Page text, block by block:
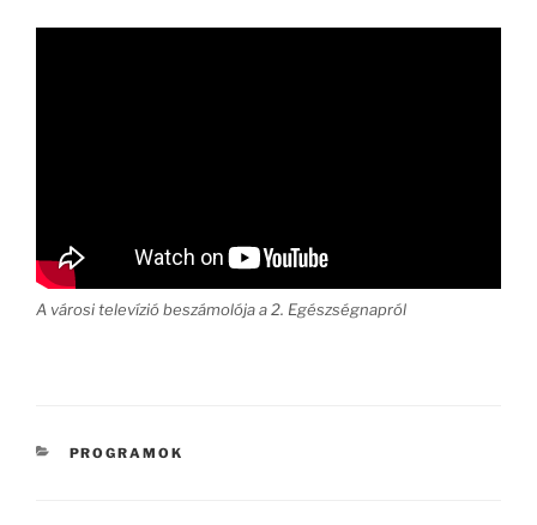
A városi televízió beszámolója a 2. Egészségnapról
KATEGÓRIÁK
PROGRAMOK